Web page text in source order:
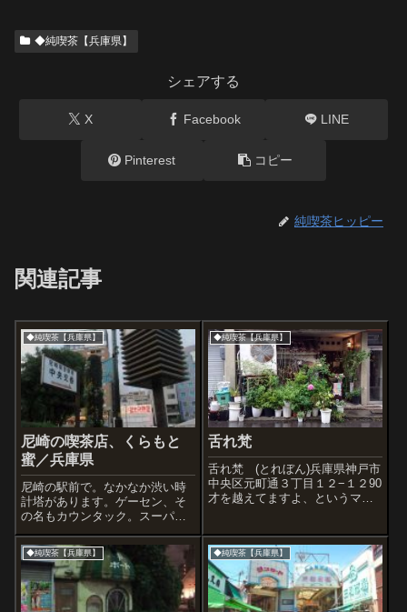
◆純喫茶【兵庫県】
シェアする
X Facebook LINE
Pinterest コピー
純喫茶ヒッピー
関連記事
◆純喫茶【兵庫県】
尼崎の喫茶店、くらもと
蜜／兵庫県
尼崎の駅前で。なかなか渋い時
計塔があります。ゲーセン、そ
の名もカウンタック。スーパー
カー少年世代にとってはたまら
ないです。純喫茶くらも。この
日はもう閉まっていました。ま
た明日来よう。カナモノの装飾
がすごいね。こちらも久しぶり
の喫茶蜜さん。い...
◆純喫茶【兵庫県】
舌れ梵
舌れ梵 (とれぼん)兵庫県神戸市
中央区元町通３丁目１２−１２90
才を越えてますよ、というマス
が好きなお二人の空間。居心地
よかったです。古い店なのに本
の乱雑さもなぜかお洒落に感じ
る店内。...
◆純喫茶【兵庫県】 ◆純喫茶【兵庫県】